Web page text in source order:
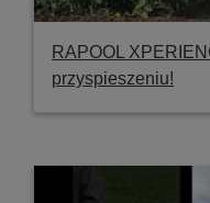
RAPOOL
przyspieszeniu!